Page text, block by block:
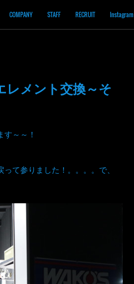
COMPANY STAFF RECRUIT Instagram
メント交換～そ
～～！
て参りました！。。。。で、